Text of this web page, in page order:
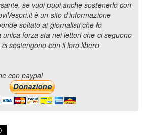
se vuoi puoi anche sostenerlo con
è un sito d'informazione
soltato ai giornalisti che lo
forza sta nei lettori che ci seguono
sostengono con il loro libero
con paypal